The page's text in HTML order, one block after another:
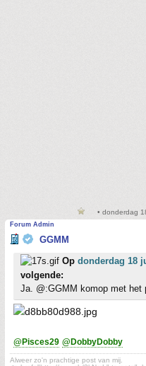
• donderdag
Forum Admin
GGMM
Op donderdag 18
volgende:
Ja. @:GGMM komop met het
@Pisces29 @DobbyDobby
Alweer zo'n prachtige post van mij.